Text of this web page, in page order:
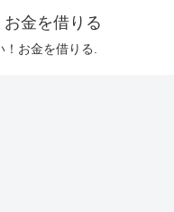
金を借りる
お金を借りる.